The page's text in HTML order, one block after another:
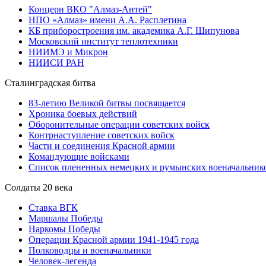
Концерн ВКО "Алмаз-Антей"
НПО «Алмаз» имени А.А. Расплетина
КБ приборостроения им. академика А.Г. Шипунова
Московский институт теплотехники
НИИМЭ и Микрон
НИИСИ РАН
Сталинградская битва
83-летию Великой битвы посвящается
Хроника боевых действий
Оборонительные операции советских войск
Контрнаступление советских войск
Части и соединения Красной армии
Командующие войсками
Список плененных немецких и румынских
Солдаты 20 века
Ставка ВГК
Маршалы Победы
Наркомы Победы
Операции Красной армии 1941-1945 года
Полководцы и военачальники
Человек-легенда